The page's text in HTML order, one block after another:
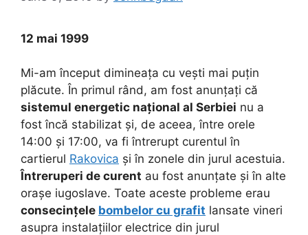
12 mai 1999
Mi-am început dimineața cu vești mai puțin
plăcute. În primul rând, am fost anunțați că
sistemul energetic național al Serbiei nu a
fost încă stabilizat și, de aceea, între orele
14:00 și 17:00, va fi întrerupt curentul în
cartierul Rakovica și în zonele din jurul acestuia.
Întreruperi de curent au fost anunțate și în alte
orașe iugoslave. Toate aceste probleme erau
consecințele bombelor cu grafit lansate vineri
asupra instalațiilor electrice din jurul